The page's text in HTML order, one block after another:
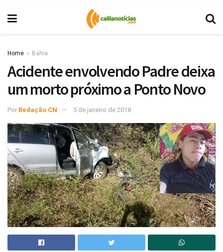
Home Bahia
Acidente envolvendo Padre deixa
um morto próximo a Ponto Novo
Por Redação CN 5 de janeiro de 2018